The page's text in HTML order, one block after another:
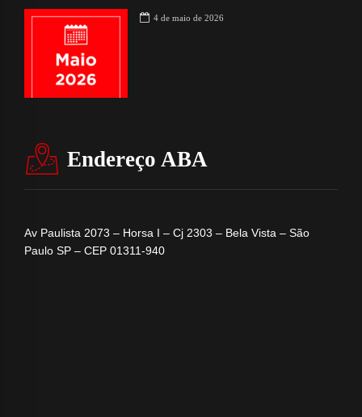
4 de maio de 2026
Endereço ABA
Av Paulista 2073 – Horsa I – Cj 2303 – Bela Vista – São
Paulo SP – CEP 01311-940